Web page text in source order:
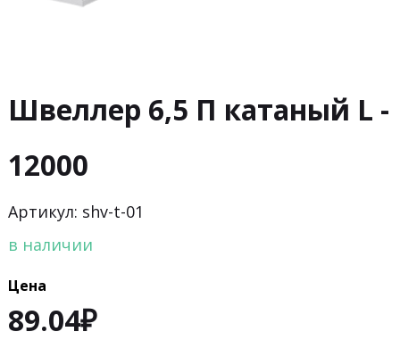
Швеллер 6,5 П катаный L -
12000
Артикул: shv-t-01
в наличии
Цена
89.04₽